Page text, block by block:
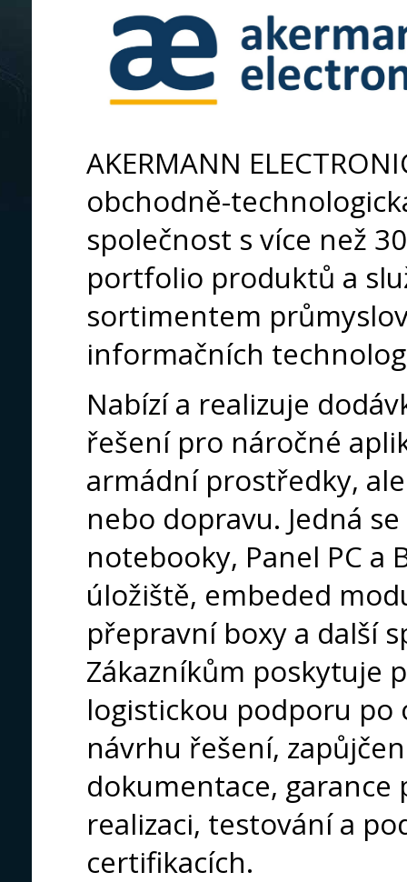
AKERMANN
obchodně-
společnost s více než
portfolio produktů a
sortimentem
informačních
Nabízí a realizuje
řešení pro náročné
armádní prostředky,
nebo dopravu. Jedná
notebooky, Panel PC a
úložiště, embeded
přepravní boxy a další
Zákazníkům poskytuje
logistickou podporu
návrhu řešení,
dokumentace, garance
realizaci, testování a
certifikacích.